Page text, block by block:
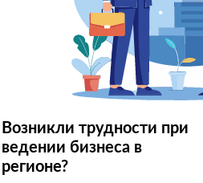
Возникли трудности при
ведении бизнеса в
регионе?